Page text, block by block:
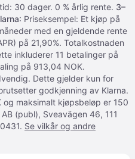
30 dager. 0 % årlig rente. 3–
: Priseksempel: Et kjøp på
med en gjeldende rente
på 21,90%. Totalkostnaden
inkluderer 11 betalinger på
på 913,04 NOK.
Dette gjelder kun for
godkjenning av Klarna.
maksimalt kjøpsbeløp er 150
(publ), Sveavägen 46, 111
Se vilkår og andre